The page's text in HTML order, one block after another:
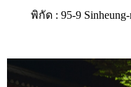
พิกัด : 95-9 Sinheung-